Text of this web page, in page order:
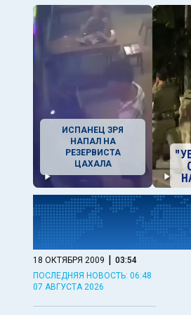
ИСПАНЕЦ ЗРЯ
НАПАЛ НА
РЕЗЕРВИСТА
ЦАХАЛА
18 ОКТЯБРЯ 2009 | 03:54
ПОСЛЕДНЯЯ НОВОСТЬ: 06:48
07 АВГУСТА 2026